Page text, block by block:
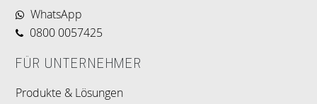
WhatsApp
0800 0057425
FÜR UNTERNEHMER
Produkte & Lösungen